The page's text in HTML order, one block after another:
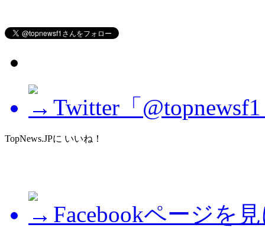
Twitter「
TopNews.JPに いいね！
Facebookページを